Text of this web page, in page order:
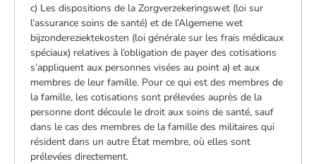
c) Les dispositions de la Zorgverzekeringswet (loi sur
l’assurance soins de santé) et de l’Algemene wet
bijzondereziektekosten (loi générale sur les frais médicaux
spéciaux) relatives à l’obligation de payer des cotisations
s’appliquent aux personnes visées au point a) et aux
membres de leur famille. Pour ce qui est des membres de
la famille, les cotisations sont prélevées auprès de la
personne dont découle le droit aux soins de santé, sauf
dans le cas des membres de la famille des militaires qui
résident dans un autre État membre, où elles sont
prélevées directement.